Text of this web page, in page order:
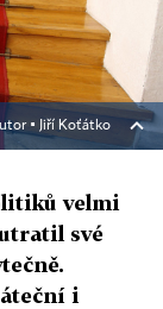
▪ Jiří Koťátko
velmi
své
i